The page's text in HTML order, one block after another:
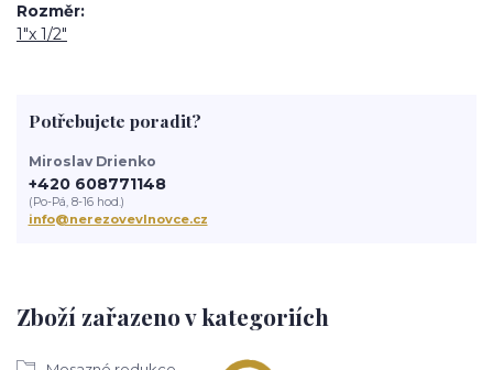
Rozměr
1"x 1/2"
Zboží zařazeno v kategoriích
Potřebujete poradit?
Miroslav Drienko
+420 608771148
(Po-Pá, 8-16 hod.)
info@nerezovevlnovce.cz